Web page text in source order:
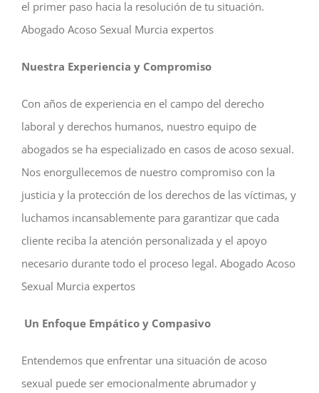
el primer paso hacia la resolución de tu situación.
Abogado Acoso Sexual Murcia expertos
Nuestra Experiencia y Compromiso
Con años de experiencia en el campo del derecho
laboral y derechos humanos, nuestro equipo de
abogados se ha especializado en casos de acoso sexual.
Nos enorgullecemos de nuestro compromiso con la
justicia y la protección de los derechos de las víctimas, y
luchamos incansablemente para garantizar que cada
cliente reciba la atención personalizada y el apoyo
necesario durante todo el proceso legal. Abogado Acoso
Sexual Murcia expertos
Un Enfoque Empático y Compasivo
Entendemos que enfrentar una situación de acoso
sexual puede ser emocionalmente abrumador y